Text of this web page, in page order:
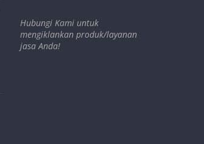
Hubungi Kami untuk
mengiklankan produk/layanan
jasa Anda!